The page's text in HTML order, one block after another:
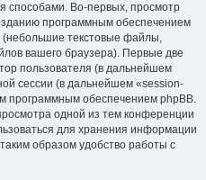
способами. Во-первых, просмотр
программным обеспечением
(небольшие текстовые файлы,
вашего браузера). Первые две
пользователя (в дальнейшем
сессии (в дальнейшем «session-
программным обеспечением phpBB.
одной из тем конференции
для хранения информации
образом удобство работы с